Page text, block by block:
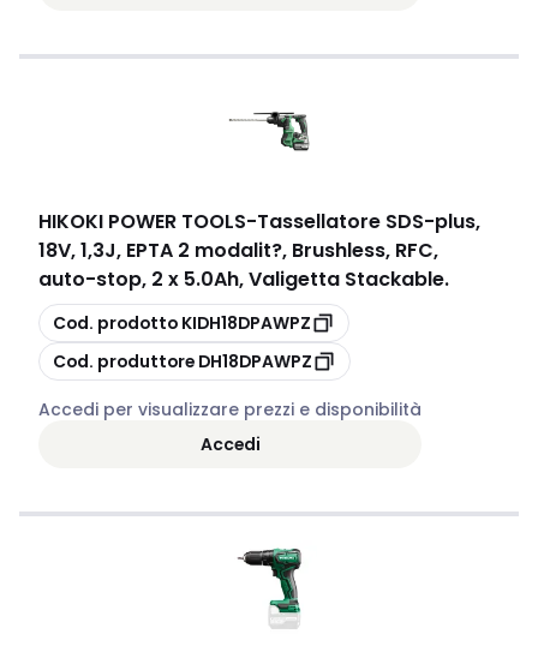
HIKOKI POWER TOOLS-Tassellatore SDS-plus,
18V, 1,3J, EPTA 2 modalit?, Brushless, RFC,
auto-stop, 2 x 5.0Ah, Valigetta Stackable.
copia
Cod. prodotto KIDH18DPAWPZ
copia
Cod. produttore DH18DPAWPZ
Accedi per visualizzare prezzi e disponibilità
Accedi